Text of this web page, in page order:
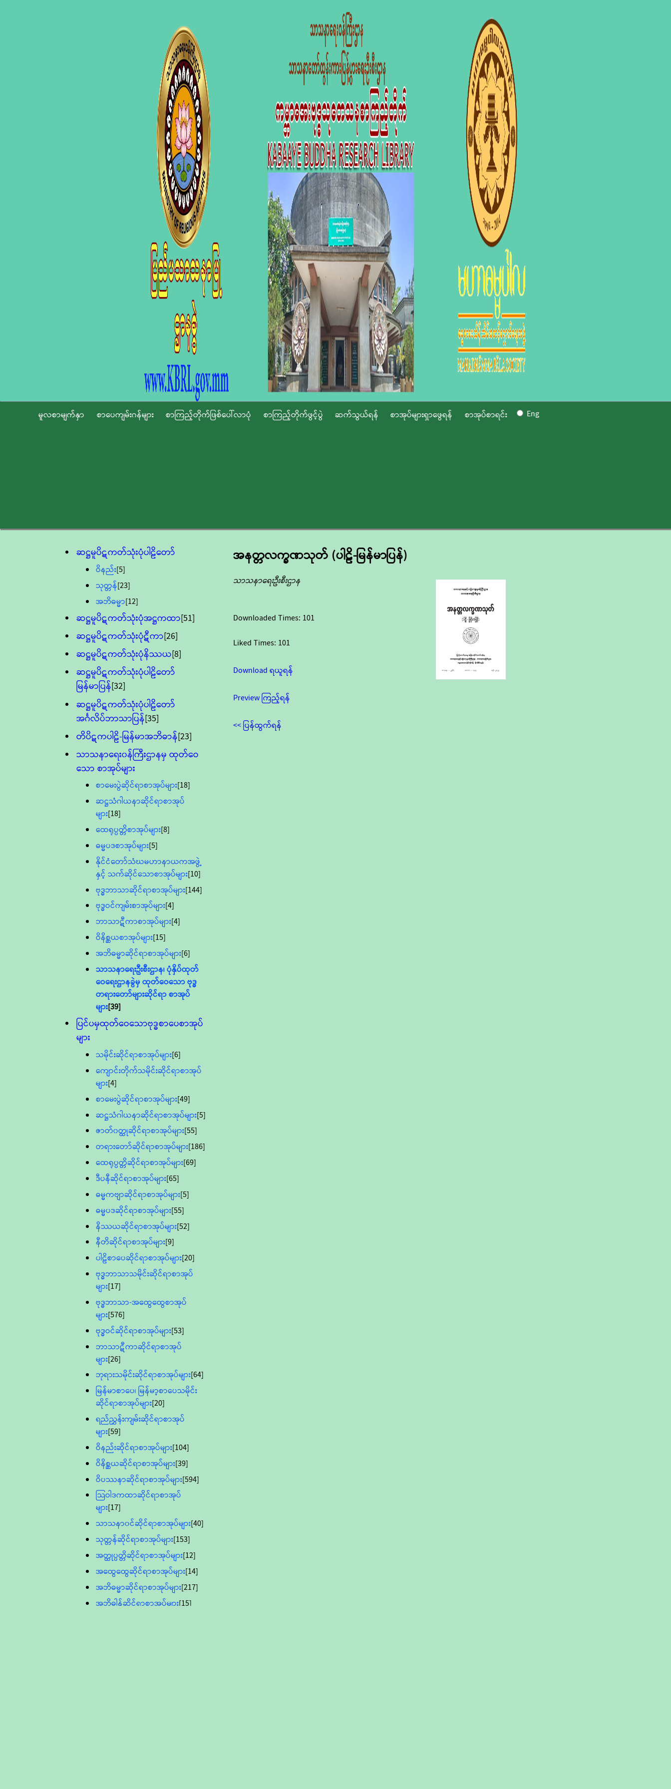
မူလစာမျက်နှာ စာပေကျမ်းဂန်များ စာကြည့်တိုက်ဖြစ်ပေါ်လာပုံ စာကြည့်တိုက်ဖွင့်ပွဲ ဆက်သွယ်ရန် စာအုပ်များရှာဖွေရန် စာအုပ်စာရင်း Eng
ဆဋ္ဌမူပိဋကတ်သုံးပုံပါဠိတော်
ဝိနည်း[5]
သုတ္တန်[23]
အဘိဓမ္မာ[12]
ဆဋ္ဌမူပိဋကတ်သုံးပုံအဋ္ဌကထာ[51]
ဆဋ္ဌမူပိဋကတ်သုံးပုံဋီကာ[26]
ဆဋ္ဌမူပိဋကတ်သုံးပုံနိဿယ[8]
ဆဋ္ဌမူပိဋကတ်သုံးပုံပါဠိတော်
မြန်မာပြန်[32]
ဆဋ္ဌမူပိဋကတ်သုံးပုံပါဠိတော်
အင်္ဂလိပ်ဘာသာပြန်[35]
တိပိဋကပါဠိ-မြန်မာအဘိဓာန်[23]
သာသနာရေး၀န်ကြီးဌာနမှ ထုတ်ဝေ
သော စာအုပ်များ
စာမေးပွဲဆိုင်ရာစာအုပ်များ[18]
ဆဋ္ဌသံဂါယနာဆိုင်ရာစာအုပ်
များ[18]
ထေရုပ္ပတ္တိစာအုပ်များ[8]
ဓမ္မပဒစာအုပ်များ[5]
နိုင်ငံတော်သံဃမဟာနာယကအဖွဲ့
နှင့် သက်ဆိုင်သောစာအုပ်များ[10]
ဗုဒ္ဓဘာသာဆိုင်ရာစာအုပ်များ[144]
ဗုဒ္ဓဝင်ကျမ်းစာအုပ်များ[4]
ဘာသာဋီကာစာအုပ်များ[4]
ဝိနိစ္ဆယစာအုပ်များ[15]
အဘိဓမ္မာဆိုင်ရာစာအုပ်များ[6]
သာသနာရေးဦးစီးဌာန၊ ပုံနှိပ်ထုတ်
ဝေရေးဌာနခွဲမှ ထုတ်ဝေသော ဗုဒ္ဓ
တရားတော်များဆိုင်ရာ စာအုပ်
များ[39]
ပြင်ပမှထုတ်ဝေသောဗုဒ္ဓစာပေစာအုပ်
များ
သမိုင်းဆိုင်ရာစာအုပ်များ[6]
ကျောင်းတိုက်သမိုင်းဆိုင်ရာစာအုပ်
များ[4]
စာမေးပွဲဆိုင်ရာစာအုပ်များ[49]
ဆဋ္ဌသံဂါယနာဆိုင်ရာစာအုပ်များ[5]
ဇာတ်၀တ္ထုဆိုင်ရာစာအုပ်များ[55]
တရားတော်ဆိုင်ရာစာအုပ်များ[186]
ထေရုပ္ပတ္တိဆိုင်ရာစာအုပ်များ[69]
ဒီပနီဆိုင်ရာစာအုပ်များ[65]
ဓမ္မကဗျာဆိုင်ရာစာအုပ်များ[5]
ဓမ္မပဒဆိုင်ရာစာအုပ်များ[55]
နိဿယဆိုင်ရာစာအုပ်များ[52]
နီတိဆိုင်ရာစာအုပ်များ[9]
ပါဠိစာပေဆိုင်ရာစာအုပ်များ[20]
ဗုဒ္ဓဘာသာသမိုင်းဆိုင်ရာစာအုပ်
များ[17]
ဗုဒ္ဓဘာသာ-အထွေထွေစာအုပ်
များ[576]
ဗုဒ္ဓဝင်ဆိုင်ရာစာအုပ်များ[53]
ဘာသာဋီကာဆိုင်ရာစာအုပ်
များ[26]
ဘုရားသမိုင်းဆိုင်ရာစာအုပ်များ[64]
မြန်မာစာပေ၊ မြန်မာ့စာပေသမိုင်း
ဆိုင်ရာစာအုပ်များ[20]
ရည်ညွှန်းကျမ်းဆိုင်ရာစာအုပ်
များ[59]
ဝိနည်းဆိုင်ရာစာအုပ်များ[104]
ဝိနိစ္ဆယဆိုင်ရာစာအုပ်များ[39]
ဝိပဿနာဆိုင်ရာစာအုပ်များ[594]
သြဝါဒကထာဆိုင်ရာစာအုပ်
များ[17]
သာသနာ၀င်ဆိုင်ရာစာအုပ်များ[40]
သုတ္တန်ဆိုင်ရာစာအုပ်များ[153]
အတ္ထုပ္ပတ္တိဆိုင်ရာစာအုပ်များ[12]
အထွေထွေဆိုင်ရာစာအုပ်များ[14]
အဘိဓမ္မာဆိုင်ရာစာအုပ်များ[217]
အဘိဓါန်ဆိုင်ရာစာအုပ်များ[15]
အနတ္တလက္ခဏသုတ် (ပါဠိ-မြန်မာပြန်)
သာသနာရေးဦးစီးဌာန
Downloaded Times: 101
Liked Times: 101
Download ရယူရန်
Preview ကြည့်ရန်
<< ပြန်ထွက်ရန်